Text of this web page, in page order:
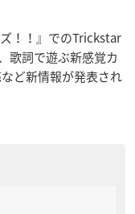
！！』でのTrickstar
歌詞で遊ぶ新感覚カ
ど新情報が発表され